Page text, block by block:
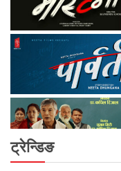
ट्रेन्डिङ